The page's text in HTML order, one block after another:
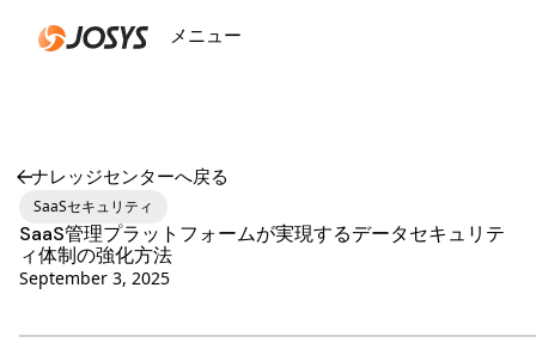
メニュー
ナレッジセンターへ戻る
SaaSセキュリティ
SaaS管理プラットフォームが実現するデータセキュリテ
ィ体制の強化方法
September 3, 2025